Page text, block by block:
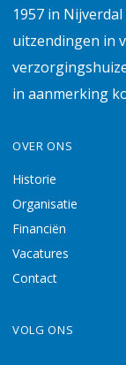
1957 in
uitzendingen in
in aanmerking
OVER ONS
Historie
Organisatie
Financiën
Vacatures
Contact
VOLG ONS